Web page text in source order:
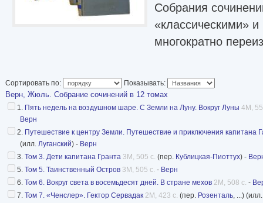
Собрания
«классическими»
многократно
самые известные романы писателя.
Издание осуществлено под редакцией Б. Н.
Данилина, акад. Д. И. Щербакова.
Оформление художника Тамары Сергеевны
художника Петра Ивановича Луганского.
Сортировать по: Показывать:
Верн, Жюль. Собрание сочинений в 12 томах
1. Пять недель на воздушном шаре. С Земли на Луну. Вокруг Луны 4M,
Верн
2. Путешествие к центру Земли. Путешествие и приключения капитана
(илл. Луганский) - Верн
3. Том 3. Дети капитана Гранта 3M, 505 с. (пер. Кублицкая-Пиоттух) -
5. Том 5. Таинственный Остров 3M, 505 с. - Верн
6. Том 6. Вокруг света в восемьдесят дней. В стране мехов 2M, 508 с. -
7. Том 7. «Ченслер». Гектор Сервадак 2M, 423 с. (пер. Розенталь, ...)